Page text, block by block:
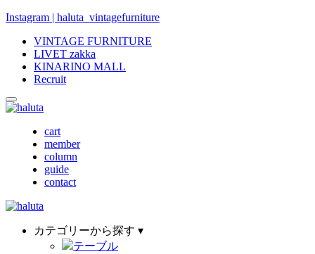
Instagram | haluta_vintagefurniture
VINTAGE FURNITURE
LIVET zakka
KINARINO MALL
Recruit
cart
member
column
guide
contact
カテゴリーから探す ▾
テーブル